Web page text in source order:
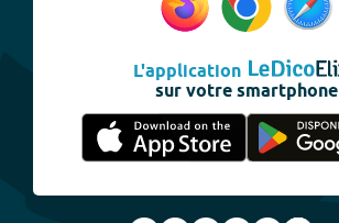
L'application
sur votre smartphone